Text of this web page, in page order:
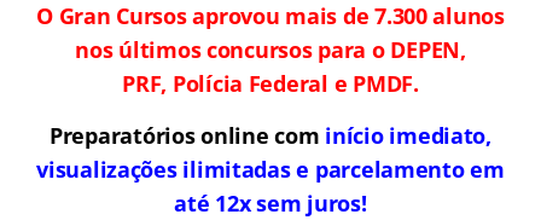
O Gran Cursos aprovou mais de 7.300 alunos
nos últimos concursos para o DEPEN,
PRF, Polícia Federal e PMDF.
Preparatórios online com início imediato,
visualizações ilimitadas e parcelamento em
até 12x sem juros!